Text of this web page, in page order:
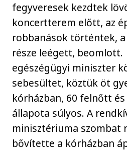
fegyveresek kezdtek
koncertterem előtt, az
robbanások történtek,
része leégett,
egészégügyi miniszter
sebesültet, köztük öt
kórházban, 60 felnőtt
állapota súlyos. A
minisztériuma szombat
bővítette a kórházban